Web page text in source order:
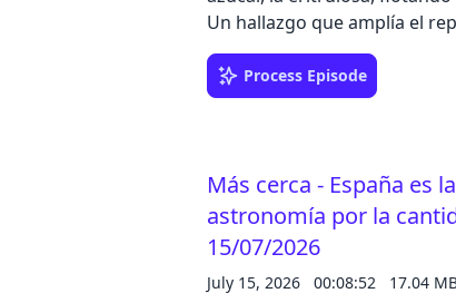
Un hallazgo que amplía el
estar disponibles para la
primitiva. Hemos hablado
investigadores del Centro de
electricidad que consumen
sobre la sostenibilidad de la
complejidad se disparan. El
Fernando de Castro nos ha
mentales en los últimos años
Process Episode
Más cerca - España es
astronomía por la
15/07/2026
July 15, 2026 00:08:52 17.04